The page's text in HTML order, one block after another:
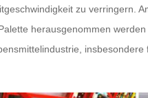
zu verringern.
herausgenommen